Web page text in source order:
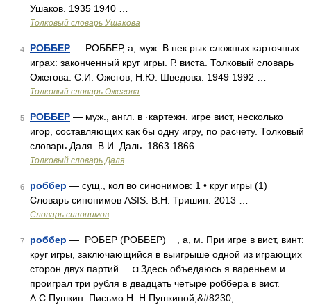
Ушаков. 1935 1940 …
Толковый словарь Ушакова
4 РОББЕР — РОББЕР, а, муж. В нек рых сложных карточных
играх: законченный круг игры. Р. виста. Толковый словарь
Ожегова. С.И. Ожегов, Н.Ю. Шведова. 1949 1992 …
Толковый словарь Ожегова
5 РОББЕР — муж., англ. в ·картежн. игре вист, несколько
игор, составляющих как бы одну игру, по расчету. Толковый
словарь Даля. В.И. Даль. 1863 1866 …
Толковый словарь Даля
6 роббер — сущ., кол во синонимов: 1 • круг игры (1)
Словарь синонимов ASIS. В.Н. Тришин. 2013 …
Словарь синонимов
7 роббер — РОБЕР (РОББЕР) , а, м. При игре в вист, винт:
круг игры, заключающийся в выигрыше одной из играющих
сторон двух партий. ◘ Здесь объедаюсь я вареньем и
проиграл три рубля в двадцать четыре роббера в вист.
А.С.Пушкин. Письмо Н .Н.Пушкиной,&#8230; …